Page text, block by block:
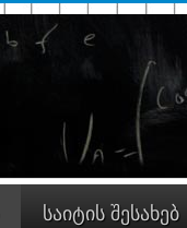
საიტის შესახებ